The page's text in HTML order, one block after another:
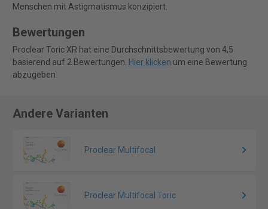
Menschen mit Astigmatismus konzipiert.
Bewertungen
Proclear Toric XR hat eine Durchschnittsbewertung von 4,5
basierend auf 2 Bewertungen. Hier klicken um eine Bewertung
abzugeben.
Andere Varianten
Proclear Multifocal
Proclear Multifocal Toric